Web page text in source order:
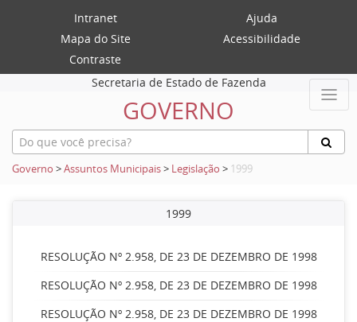
Intranet
Ajuda
Mapa do Site
Acessibilidade
Contraste
Secretaria de Estado de Fazenda
GOVERNO
Governo >Assuntos Municipais> Legislação > 1999
1999
RESOLUÇÃO Nº 2.958, DE 23 DE DEZEMBRO DE 1998
RESOLUÇÃO Nº 2.958, DE 23 DE DEZEMBRO DE 1998
RESOLUÇÃO Nº 2.958, DE 23 DE DEZEMBRO DE 1998